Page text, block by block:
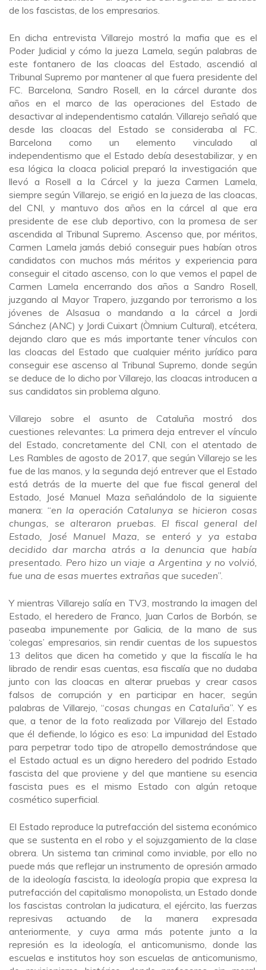
de los fascistas, de los empresarios.
En dicha entrevista Villarejo mostró la mafia que es el
Poder Judicial y cómo la jueza Lamela, según palabras de
este fontanero de las cloacas del Estado, ascendió al
Tribunal Supremo por mantener al que fuera presidente del
FC. Barcelona, Sandro Rosell, en la cárcel durante dos
años en el marco de las operaciones del Estado de
desactivar al independentismo catalán. Villarejo señaló que
desde las cloacas del Estado se consideraba al FC.
Barcelona como un elemento vinculado al
independentismo que el Estado debía desestabilizar, y en
esa lógica la cloaca policial preparó la investigación que
llevó a Rosell a la Cárcel y la jueza Carmen Lamela,
siempre según Villarejo, se erigió en la jueza de las cloacas,
del CNI, y mantuvo dos años en la cárcel al que era
presidente de ese club deportivo, con la promesa de ser
ascendida al Tribunal Supremo. Ascenso que, por méritos,
Carmen Lamela jamás debió conseguir pues habían otros
candidatos con muchos más méritos y experiencia para
conseguir el citado ascenso, con lo que vemos el papel de
Carmen Lamela encerrando dos años a Sandro Rosell,
juzgando al Mayor Trapero, juzgando por terrorismo a los
jóvenes de Alsasua o mandando a la cárcel a Jordi
Sánchez (ANC) y Jordi Cuixart (Òmnium Cultural), etcétera,
dejando claro que es más importante tener vínculos con
las cloacas del Estado que cualquier mérito jurídico para
conseguir ese ascenso al Tribunal Supremo, donde según
se deduce de lo dicho por Villarejo, las cloacas introducen a
sus candidatos sin problema alguno.
Villarejo sobre el asunto de Cataluña mostró dos
cuestiones relevantes: La primera deja entrever el vínculo
del Estado, concretamente del CNI, con el atentado de
Les Rambles de agosto de 2017, que según Villarejo se les
fue de las manos, y la segunda dejó entrever que el Estado
está detrás de la muerte del que fue fiscal general del
Estado, José Manuel Maza señalándolo de la siguiente
manera: “en la operación Catalunya se hicieron cosas
chungas, se alteraron pruebas. El fiscal general del
Estado, José Manuel Maza, se enteró y ya estaba
decidido dar marcha atrás a la denuncia que había
presentado. Pero hizo un viaje a Argentina y no volvió,
fue una de esas muertes extrañas que suceden”.
Y mientras Villarejo salía en TV3, mostrando la imagen del
Estado, el heredero de Franco, Juan Carlos de Borbón, se
paseaba impunemente por Galicia, de la mano de sus
‘colegas’ empresarios, sin rendir cuentas de los supuestos
13 delitos que dicen ha cometido y que la fiscalía le ha
librado de rendir esas cuentas, esa fiscalía que no dudaba
junto con las cloacas en alterar pruebas y crear casos
falsos de corrupción y en participar en hacer, según
palabras de Villarejo, “cosas chungas en Cataluña”. Y es
que, a tenor de la foto realizada por Villarejo del Estado
que él defiende, lo lógico es eso: La impunidad del Estado
para perpetrar todo tipo de atropello demostrándose que
el Estado actual es un digno heredero del podrido Estado
fascista del que proviene y del que mantiene su esencia
fascista pues es el mismo Estado con algún retoque
cosmético superficial.
El Estado reproduce la putrefacción del sistema económico
que se sustenta en el robo y el sojuzgamiento de la clase
obrera. Un sistema tan criminal como inviable, por ello no
puede más que reflejar un instrumento de opresión armado
de la ideología fascista, la ideología propia que expresa la
putrefacción del capitalismo monopolista, un Estado donde
los fascistas controlan la judicatura, el ejército, las fuerzas
represivas actuando de la manera expresada
anteriormente, y cuya arma más potente junto a la
represión es la ideología, el anticomunismo, donde las
escuelas e institutos hoy son escuelas de anticomunismo,